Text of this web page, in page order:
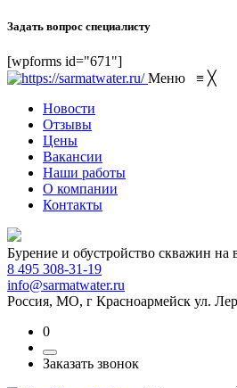
Задать вопрос специалисту
[wpforms id="671"]
Меню ≡ ╳
Новости
Отзывы
Цены
Вакансии
Наши работы
О компании
Контакты
Бурение и обустройство скважин на
8 495 308-31-19
info@sarmatwater.ru
Россия, МО, г Красноармейск ул.
0
Заказать звонок